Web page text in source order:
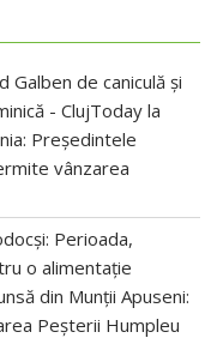
Galben de caniculă și
- ClujToday la
Președintele
vânzarea
Perioada,
o alimentație
din Munții Apuseni:
Peșterii Humpleu